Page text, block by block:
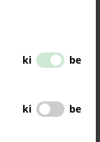
ki be
ki be